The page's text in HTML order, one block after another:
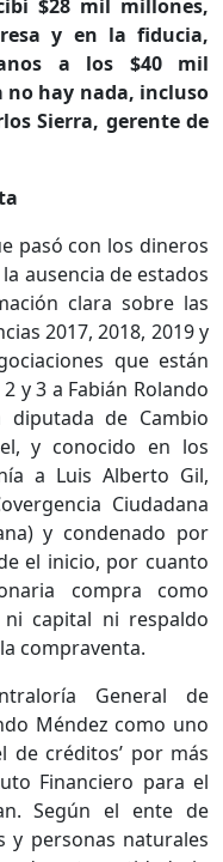
$28 mil millones,
y en la fiducia,
a los $40 mil
no hay nada, incluso
Sierra, gerente de
pasó con los dineros
ausencia de estados
clara sobre las
2017, 2018, 2019 y
que están
y 3 a Fabián Rolando
diputada de Cambio
y conocido en los
a Luis Alberto Gil,
Ciudadana
y condenado por
el inicio, por cuanto
compra como
capital ni respaldo
compraventa.
General de
Méndez como uno
de créditos’ por más
Financiero para el
Según el ente de
y personas naturales